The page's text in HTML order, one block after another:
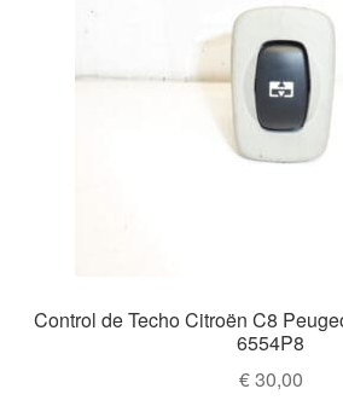
Control de Techo Citroën C8
6554P8
€30,00